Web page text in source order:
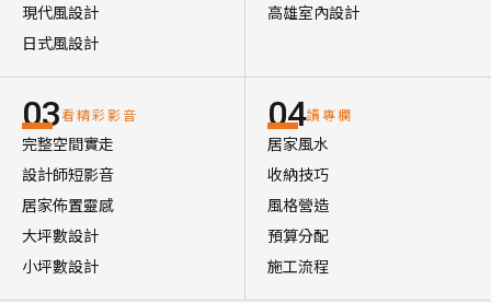
現代風設計
日式風設計
高雄室內設計
03看精彩影音
完整空間實走
設計師短影音
居家佈置靈感
大坪數設計
小坪數設計
04讀專欄
居家風水
收納技巧
風格營造
預算分配
施工流程